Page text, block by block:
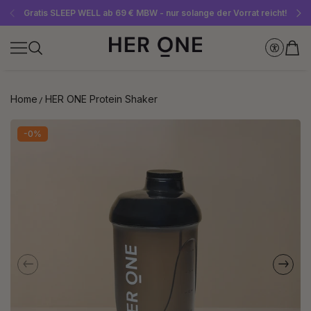
Gratis SLEEP WELL ab 69 € MBW - nur solange der Vorrat reicht!
Jetzt Newsletter abonnieren und 10 €-Gutschein sichern
Bis zu 30 % sparen mit unseren Spar-Abos
Home HER ONE Protein Shaker
-0%